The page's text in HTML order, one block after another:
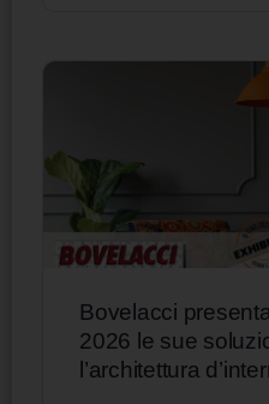
Bovelacci
2026 le sue
l’architettura